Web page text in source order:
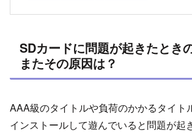
SDカードに問題が起きたとき
またその原因は？
AAA級のタイトルや負荷のかかるタイト
インストールして遊んでいると問題が起